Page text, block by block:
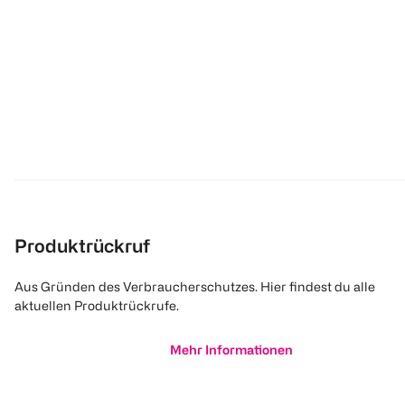
Produktrückruf
Aus Gründen des Verbraucherschutzes. Hier findest du alle
aktuellen Produktrückrufe.
Mehr Informationen